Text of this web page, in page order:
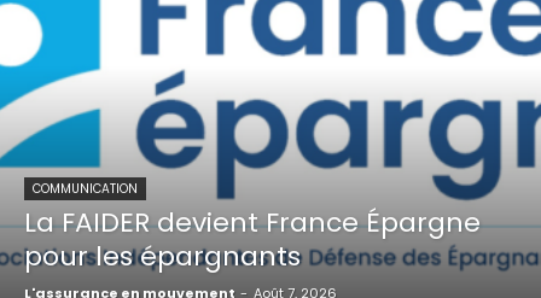
COMMUNICATION
La FAIDER devient France Épargne
pour les épargnants
L'assurance en mouvement - Août 7, 2026